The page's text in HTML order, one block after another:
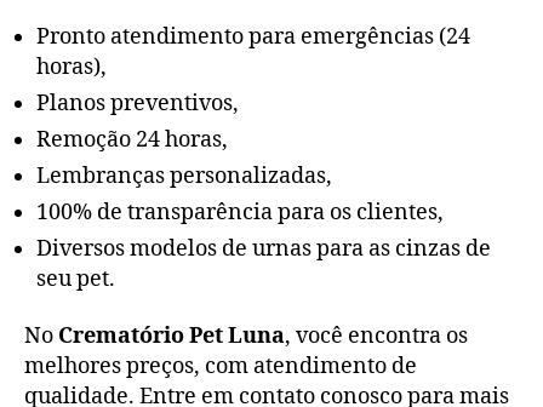
Pronto atendimento para emergências (24
horas),
Planos preventivos,
Remoção 24 horas,
Lembranças personalizadas,
100% de transparência para os clientes,
Diversos modelos de urnas para as cinzas de
seu pet.
No Crematório Pet Luna, você encontra os
melhores preços, com atendimento de
qualidade. Entre em contato conosco para mais